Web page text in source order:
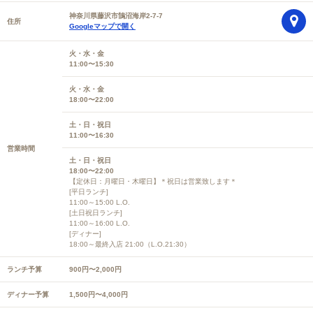
住所
神奈川県藤沢市鵠沼海岸2-7-7
Googleマップで開く
営業時間
火・水・金
11:00〜15:30
火・水・金
18:00〜22:00
土・日・祝日
11:00〜16:30
土・日・祝日
18:00〜22:00
【定休日：月曜日・木曜日】＊祝日は営業致します＊
[平日ランチ]
11:00～15:00 L.O.
[土日祝日ランチ]
11:00～16:00 L.O.
[ディナー]
18:00～最終入店 21:00（L.O.21:30）
ランチ予算 900円〜2,000円
ディナー予算 1,500円〜4,000円